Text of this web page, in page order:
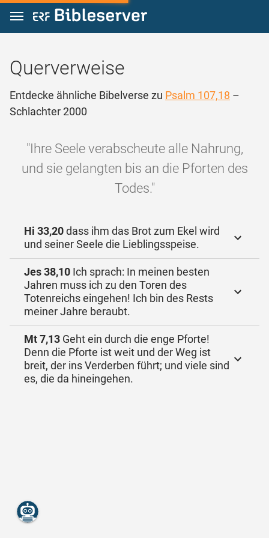
Zum Inhalt springen
Querverweise
Entdecke ähnliche Bibelverse zu Psalm 107,18 –
Schlachter 2000
"Ihre Seele verabscheute alle Nahrung,
und sie gelangten bis an die Pforten des
Todes."
Hi 33,20dass ihm das Brot zum Ekel wird
und seiner Seele die Lieblingsspeise.
Jes 38,10 Ich sprach: In meinen besten
Jahren muss ich zu den Toren des
Totenreichs eingehen! Ich bin des Rests
meiner Jahre beraubt.
Mt 7,13 Geht ein durch die enge Pforte!
Denn die Pforte ist weit und der Weg ist
breit, der ins Verderben führt; und viele sind
es, die da hineingehen.